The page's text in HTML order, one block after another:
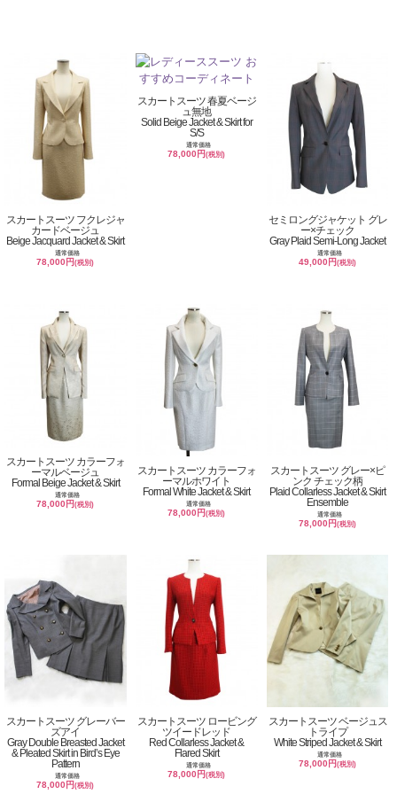
スカートスーツ フクレジャ
カードベージュ
Beige Jacquard Jacket & Skirt
通常価格
78,000円(税別)
スカートスーツ 春夏ベージ
ュ無地
Solid Beige Jacket & Skirt for
S/S
通常価格
78,000円(税別)
セミロングジャケット グレ
ー×チェック
Gray Plaid Semi-Long Jacket
通常価格
49,000円(税別)
スカートスーツ カラーフォ
ーマルベージュ
Formal Beige Jacket & Skirt
通常価格
78,000円(税別)
スカートスーツ カラーフォ
ーマルホワイト
Formal White Jacket & Skirt
通常価格
78,000円(税別)
スカートスーツ グレー×ピ
ンク チェック柄
Plaid Collarless Jacket & Skirt
Ensemble
通常価格
78,000円(税別)
スカートスーツ グレーバー
ズアイ
Gray Double Breasted Jacket
& Pleated Skirt in Bird’s Eye
Pattern
通常価格
78,000円(税別)
スカートスーツ ロービング
ツイードレッド
Red Collarless Jacket &
Flared Skirt
通常価格
78,000円(税別)
スカートスーツ ベージュス
トライプ
White Striped Jacket & Skirt
通常価格
78,000円(税別)